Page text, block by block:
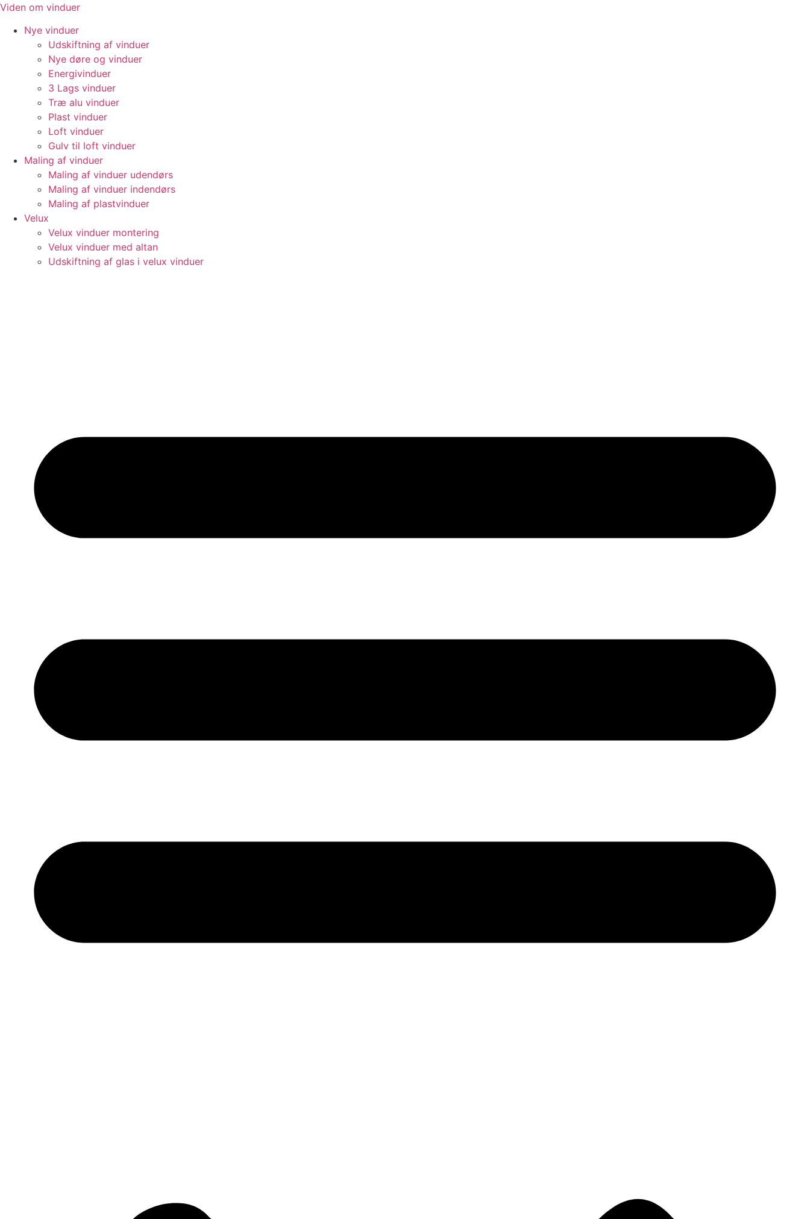
Videre
indhold
Viden om vinduer
Nye vinduer
Udskiftning af vinduer
Nye døre og vinduer
Energivinduer
3 Lags vinduer
Træ alu vinduer
Plast vinduer
Loft vinduer
Gulv til loft vinduer
Maling af vinduer
Maling af vinduer udendørs
Maling af vinduer indendørs
Maling af plastvinduer
Velux
Velux vinduer montering
Velux vinduer med altan
Udskiftning af glas i velux vinduer